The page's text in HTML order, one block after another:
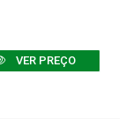
VER PREÇO